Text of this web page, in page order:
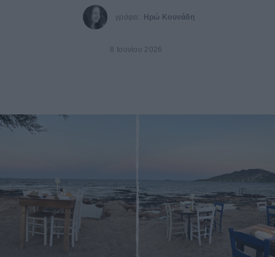
γράφει: Ηρώ Κουνάδη
8 Ιουνίου 2026